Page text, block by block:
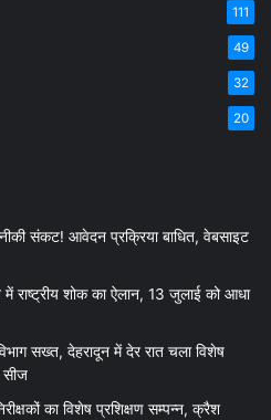
111
49
32
20
संकट! आवेदन प्रक्रिया बाधित, वेबसाइट
राष्ट्रीय शोक का ऐलान, 13 जुलाई को आधा
सख्त, देहरादून में देर रात चला विशेष
सीज
का विशेष प्रशिक्षण सम्पन्न, क्रैश